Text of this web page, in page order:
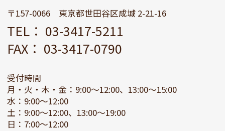
〒157-0066 東京都世田谷区成城 2-21-16
TEL： 03-3417-5211
FAX： 03-3417-0790
受付時間
月・火・木・金：9:00～12:00、13:00～15:00
水：9:00～12:00
土：9:00～12:00、13:00～19:00
日：7:00～12:00